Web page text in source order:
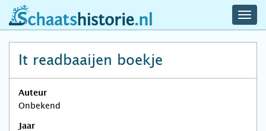
schaatshistorie.nl
It readbaaijen boekje
Auteur
Onbekend
Jaar